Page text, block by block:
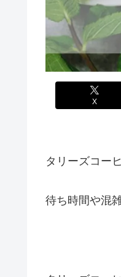
X
タリーズコー
待ち時間や混